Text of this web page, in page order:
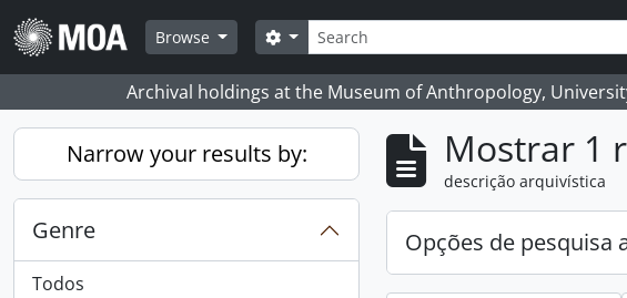
Skip to main content
Browse
Pesquisar
Search options
Archival holdings at the Museum of Anthropology,
Narrow your results by:
Genre
Todos
Mostrar 1
descrição arquivística
Opções de pesquisa